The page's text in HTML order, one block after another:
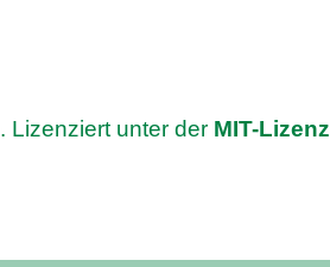
. Lizenziert unter der MIT-Lizenz